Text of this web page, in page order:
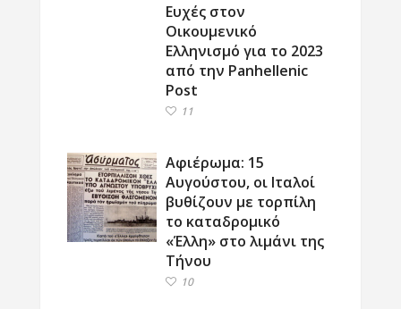
Ευχές στον
Οικουμενικό
Ελληνισμό για το 2023
από την Panhellenic
Post
11
Αφιέρωμα: 15
Αυγούστου, οι Ιταλοί
βυθίζουν με τορπίλη
το καταδρομικό
«Έλλη» στο λιμάνι της
Τήνου
10